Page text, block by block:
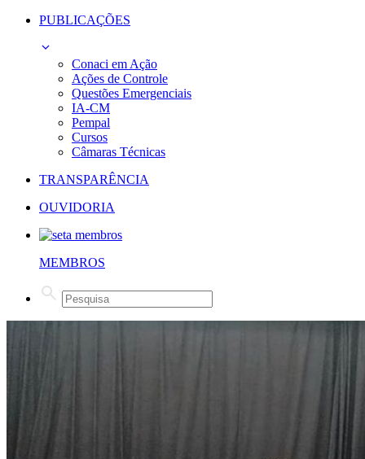
PUBLICAÇÕES
Conaci em Ação
Ações de Controle
Questões Emergenciais
IA-CM
Pempal
Cursos
Câmaras Técnicas
TRANSPARÊNCIA
OUVIDORIA
MEMBROS